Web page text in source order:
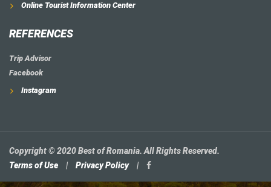
Online Tourist Information Center
REFERENCES
Trip Advisor
Facebook
Instagram
Copyright © 2020 Best of Romania. All Rights Reserved.
Terms of Use
| Privacy Policy |